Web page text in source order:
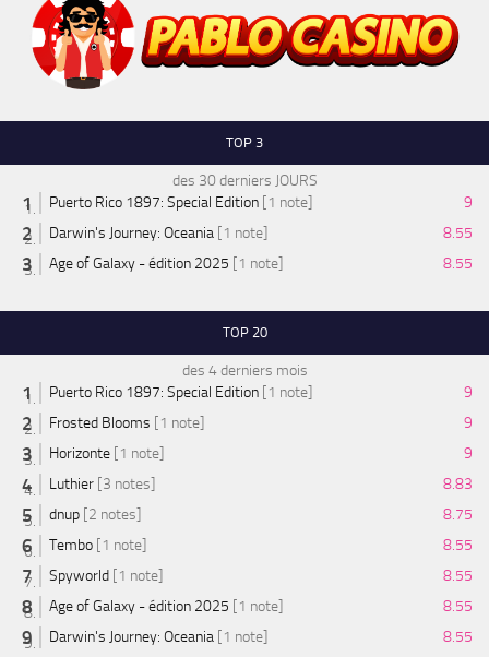
TOP 3
des 30 derniers JOURS
Puerto Rico 1897: Special Edition [1 note]
9
Darwin's Journey: Oceania [1 note]
8.55
Age of Galaxy - édition 2025 [1 note] 8.55
TOP 20
des 4 derniers mois
Puerto Rico 1897: Special Edition [1 note]
9
Frosted Blooms [1 note]
9
Horizonte [1 note]
9
Luthier [3 notes]
8.83
dnup [2 notes]
8.75
Tembo [1 note]
8.55
Spyworld [1 note]
8.55
Age of Galaxy - édition 2025 [1 note]
8.55
Darwin's Journey: Oceania [1 note]
8.55